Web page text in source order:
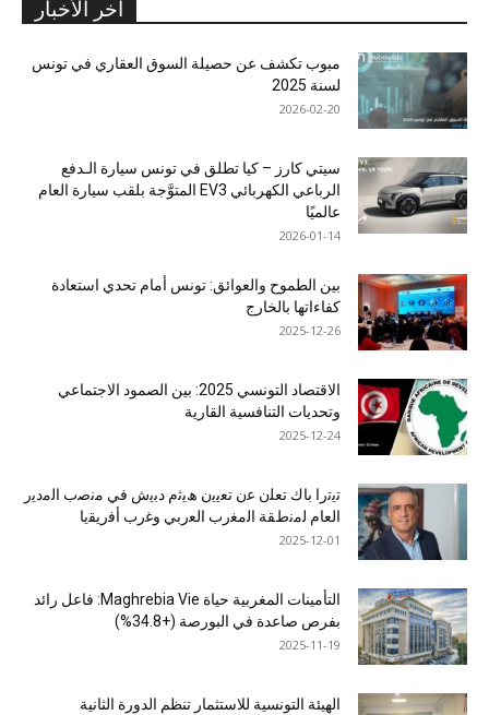
آخر الأخبار
مبوب تكشف عن حصيلة السوق العقاري في تونس
لسنة 2025
2026-02-20
سيتي كارز – كيا تطلق في تونس سيارة الـدفع
الرباعي الكهربائي EV3 المتوَّجة بلقب سيارة العام
عالميًا
2026-01-14
بين الطموح والعوائق: تونس أمام تحدي استعادة
كفاءاتها بالخارج
2025-12-26
الاقتصاد التونسي 2025: بين الصمود الاجتماعي
وتحديات التنافسية القارية
2025-12-24
ﺗﯾﺗرا ﺑﺎك ﺗﻌﻠن ﻋن ﺗﻌﯾﯾن ھﯾﺛم دﺑﯾش ﻓﻲ ﻣﻧﺻب اﻟﻣدﯾر
اﻟﻌﺎم ﻟﻣﻧطﻘﺔ اﻟﻣﻐرب اﻟﻌرﺑﻲ وﻏرب أﻓرﯾﻘﯾﺎ
2025-12-01
التأمينات المغربية حياة Maghrebia Vie: فاعل رائد
بفرص صاعدة في البورصة (+34.8%)
2025-11-19
الهيئة التونسية للاستثمار تنظم الدورة الثانية